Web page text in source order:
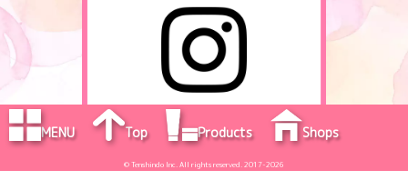
MENU Top Products Shops
Concept News Campaigns Column
© Tenshindo Inc. All rights reserved. 2017-2026